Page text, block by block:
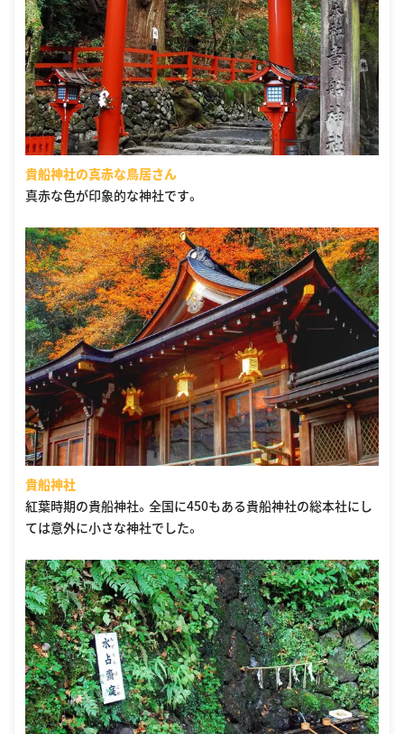
貴船神社の真赤な鳥居さん
真赤な色が印象的な神社です。
貴船神社
紅葉時期の貴船神社。全国に450もある貴船神社の総本社にし
ては意外に小さな神社でした。